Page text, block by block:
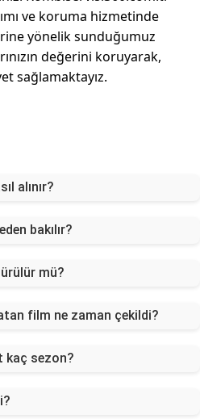
ve koruma hizmetinde
yönelik sunduğumuz
değerini koruyarak,
sağlamaktayız.
alınır?
bakılır?
mü?
film ne zaman çekildi?
kaç sezon?